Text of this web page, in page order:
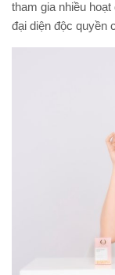
tham gia nhiều
đại diện độc quyền